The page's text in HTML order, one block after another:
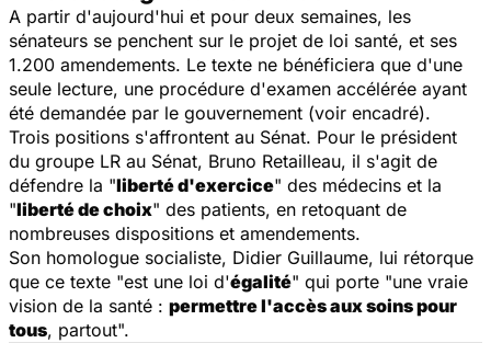
A partir d'aujourd'hui et pour deux semaines, les
sénateurs se penchent sur le projet de loi santé, et ses
1.200 amendements. Le texte ne bénéficiera que d'une
seule lecture, une procédure d'examen accélérée ayant
été demandée par le gouvernement (voir encadré).
Trois positions s'affrontent au Sénat. Pour le président
du groupe LR au Sénat, Bruno Retailleau, il s'agit de
défendre la "liberté d'exercice" des médecins et la
"liberté de choix" des patients, en retoquant de
nombreuses dispositions et amendements.
Son homologue socialiste, Didier Guillaume, lui rétorque
que ce texte "est une loi d'égalité" qui porte "une vraie
vision de la santé : permettre l'accès aux soins pour
tous, partout".